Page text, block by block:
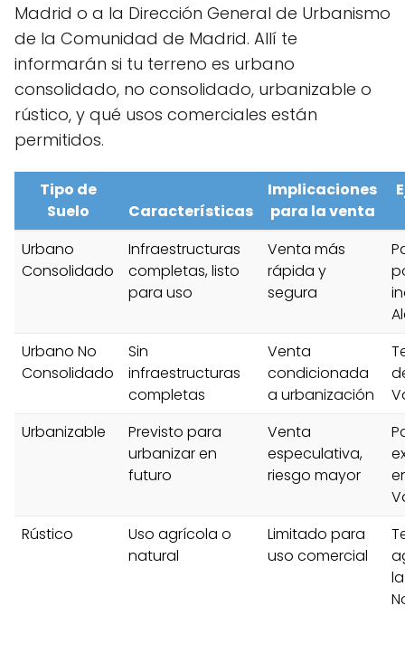
Madrid o a la Dirección General de Urbanismo
de la Comunidad de Madrid. Allí te
informarán si tu terreno es urbano
consolidado, no consolidado, urbanizable o
rústico, y qué usos comerciales están
permitidos.
Tipo de
Suelo
Características
Implicaciones
para la venta
Urbano
Consolidado
Infraestructuras
completas, listo
para uso
Venta más
rápida y
segura
Urbano No
Consolidado
Sin
infraestructuras
completas
Venta
condicionada
a urbanización
Urbanizable
Previsto para
urbanizar en
futuro
Venta
especulativa,
riesgo mayor
Rústico
Uso agrícola o
natural
Limitado para
uso comercial